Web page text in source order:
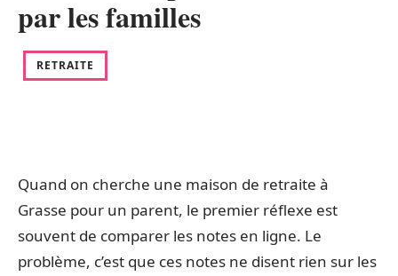
par les familles
RETRAITE
Quand on cherche une maison de retraite à
Grasse pour un parent, le premier réflexe est
souvent de comparer les notes en ligne. Le
problème, c’est que ces notes ne disent rien sur les